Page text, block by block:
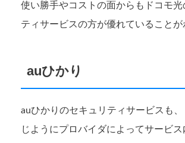
使い勝手やコストの面からもドコモ光
ティサービスの方が優れていることが
auひかり
auひかりのセキュリティサービスも、
じようにプロバイダによってサービ